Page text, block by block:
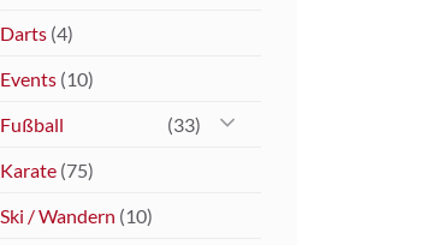
Darts(4)
Events(10)
Fußball
(33)
Karate(75)
Ski / Wandern (10)